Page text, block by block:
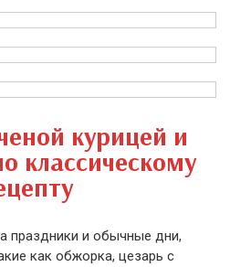
курицей и
классическому
праздники и обычные дни,
как обжорка, цезарь с